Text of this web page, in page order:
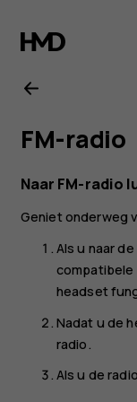
voor
Nokia
2.1
FM-radio
Naar FM-radio
Geniet onderweg
Als u naar
compatibele
headset
Nadat u de
radio .
Als u de